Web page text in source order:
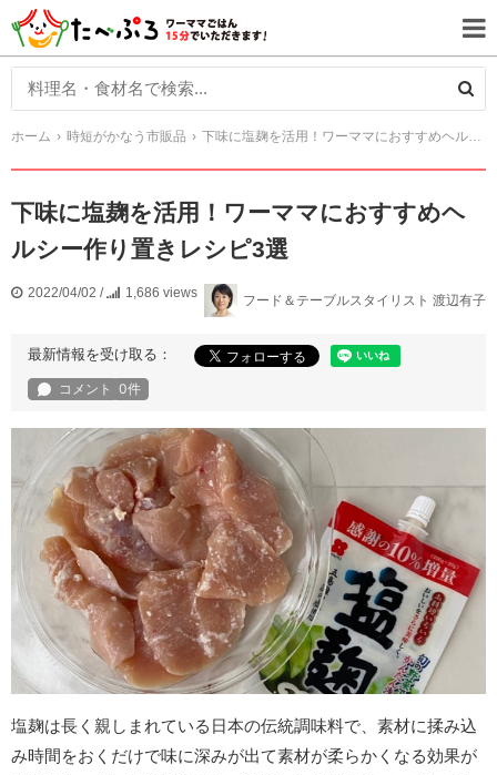
ホーム 時短がかなう市販品 下味に塩麹を活用！ワーママにおすすめヘルシー作り置きレシピ3選
下味に塩麹を活用！ワーママにおすすめヘ
ルシー作り置きレシピ3選
2022/04/02 / 1,686 views フード＆テーブルスタイリスト 渡辺有子
最新情報を受け取る：
塩麹は長く親しまれている日本の伝統調味料で、素材に揉み込
み時間をおくだけで味に深みが出て素材が柔らかくなる効果が